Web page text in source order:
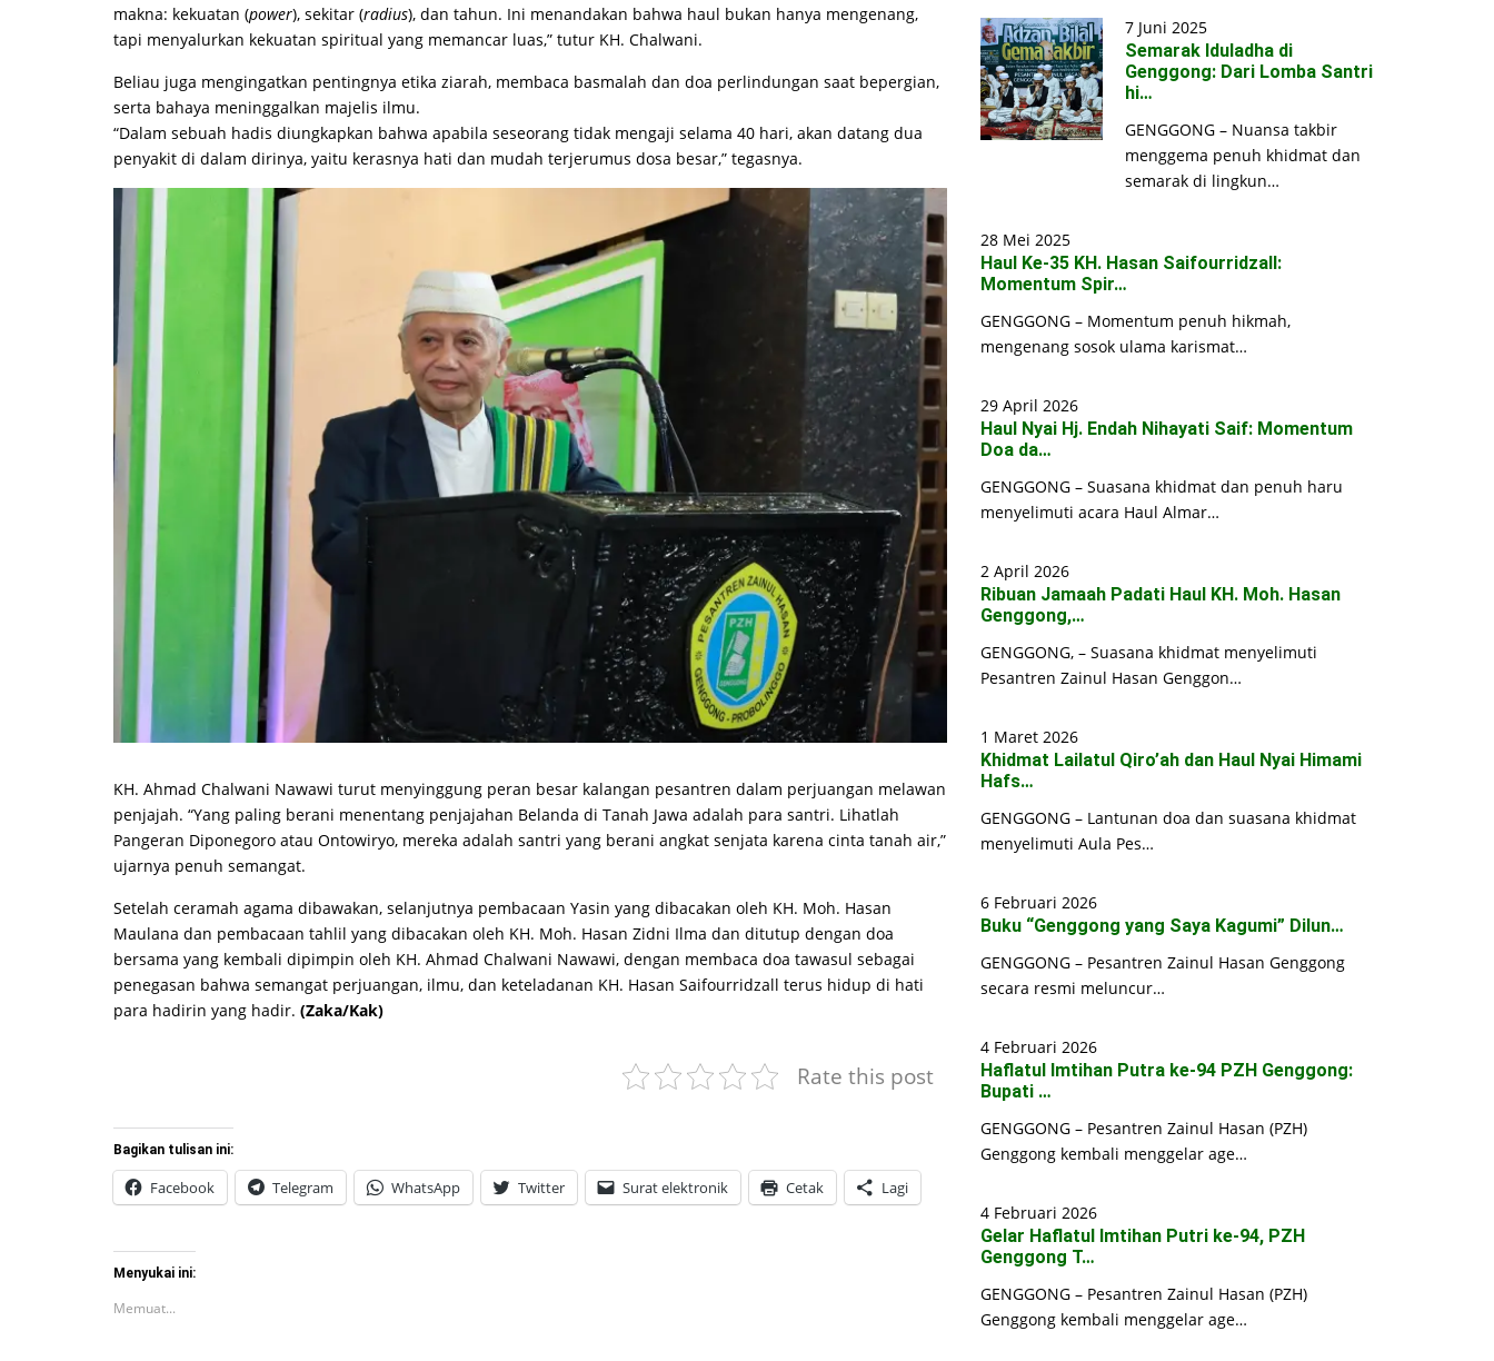
makna: kekuatan (power), sekitar (radius), dan tahun. Ini menandakan bahwa haul bukan hanya mengenang,
tapi menyalurkan kekuatan spiritual yang memancar luas,” tutur KH. Chalwani.
Beliau juga mengingatkan pentingnya etika ziarah, membaca basmalah dan doa perlindungan saat bepergian,
serta bahaya meninggalkan majelis ilmu.
“Dalam sebuah hadis diungkapkan bahwa apabila seseorang tidak mengaji selama 40 hari, akan datang dua
penyakit di dalam dirinya, yaitu kerasnya hati dan mudah terjerumus dosa besar,” tegasnya.
KH. Ahmad Chalwani Nawawi turut menyinggung peran besar kalangan pesantren dalam perjuangan melawan
penjajah. “Yang paling berani menentang penjajahan Belanda di Tanah Jawa adalah para santri. Lihatlah
Pangeran Diponegoro atau Ontowiryo, mereka adalah santri yang berani angkat senjata karena cinta tanah air,”
ujarnya penuh semangat.
Setelah ceramah agama dibawakan, selanjutnya pembacaan Yasin yang dibacakan oleh KH. Moh. Hasan
Maulana dan pembacaan tahlil yang dibacakan oleh KH. Moh. Hasan Zidni Ilma dan ditutup dengan doa
bersama yang kembali dipimpin oleh KH. Ahmad Chalwani Nawawi, dengan membaca doa tawasul sebagai
penegasan bahwa semangat perjuangan, ilmu, dan keteladanan KH. Hasan Saifourridzall terus hidup di hati
para hadirin yang hadir. (Zaka/Kak)
Rate this post
Bagikan tulisan ini:
Facebook Telegram WhatsApp Twitter Surat elektronik Cetak Lagi
Menyukai ini:
Memuat...
7 Juni 2025
Semarak Iduladha di
Genggong: Dari Lomba Santri
hi…
GENGGONG – Nuansa takbir
menggema penuh khidmat dan
semarak di lingkun…
28 Mei 2025
Haul Ke-35 KH. Hasan Saifourridzall:
Momentum Spir…
GENGGONG – Momentum penuh hikmah,
mengenang sosok ulama karismat…
29 April 2026
Haul Nyai Hj. Endah Nihayati Saif: Momentum
Doa da…
GENGGONG – Suasana khidmat dan penuh haru
menyelimuti acara Haul Almar…
2 April 2026
Ribuan Jamaah Padati Haul KH. Moh. Hasan
Genggong,…
GENGGONG, – Suasana khidmat menyelimuti
Pesantren Zainul Hasan Genggon…
1 Maret 2026
Khidmat Lailatul Qiro’ah dan Haul Nyai Himami
Hafs…
GENGGONG – Lantunan doa dan suasana khidmat
menyelimuti Aula Pes…
6 Februari 2026
Buku “Genggong yang Saya Kagumi” Dilun…
GENGGONG – Pesantren Zainul Hasan Genggong
secara resmi meluncur…
4 Februari 2026
Haflatul Imtihan Putra ke-94 PZH Genggong:
Bupati …
GENGGONG – Pesantren Zainul Hasan (PZH)
Genggong kembali menggelar age…
4 Februari 2026
Gelar Haflatul Imtihan Putri ke-94, PZH
Genggong T…
GENGGONG – Pesantren Zainul Hasan (PZH)
Genggong kembali menggelar age…